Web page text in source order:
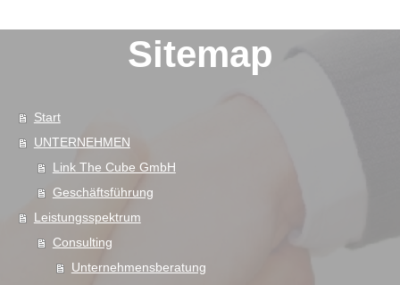
Sitemap
Start
UNTERNEHMEN
Link The Cube GmbH
Geschäftsführung
Leistungsspektrum
Consulting
Unternehmensberatung